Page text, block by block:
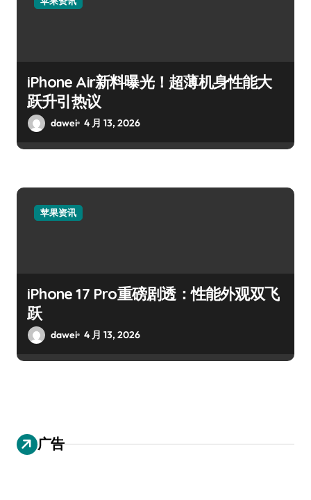
iPhone Air新料曝光！超薄机身性能大
跃升引热议
dawei 4 月 13, 2026
苹果资讯
iPhone 17 Pro重磅剧透：性能外观双飞
跃
dawei 4 月 13, 2026
广告